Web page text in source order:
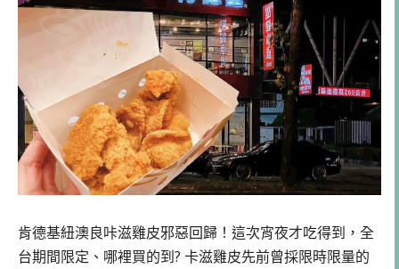
肯德基紐澳良咔滋雞皮邪惡回歸！這次宵夜才吃得到，全
台期間限定、哪裡買的到? 卡滋雞皮先前曾採限時限量的